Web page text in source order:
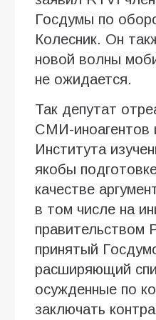
Госдумы по
Колесник. Он
новой волны
не ожидается.
Так депутат
СМИ-иноагентов
Института
якобы
качестве
в том числе на
правительством
принятый
расширяющий
осужденные по
заключать